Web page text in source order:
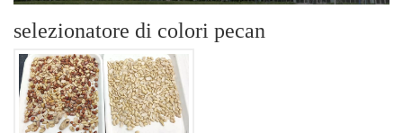
selezionatore di colori pecan